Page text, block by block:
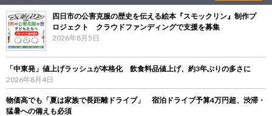
四日市の公害克服の歴史を伝える絵本『スモックリン』制作プ
ロジェクト クラウドファンディングで支援を募集
2026年8月5日
「中東発」値上げラッシュが本格化 飲食料品値上げ、約3年ぶりの多さに
2026年8月4日
物価高でも「夏は家族で長距離ドライブ」 宿泊ドライブ予算4万円超、渋滞・
猛暑への備えも必須